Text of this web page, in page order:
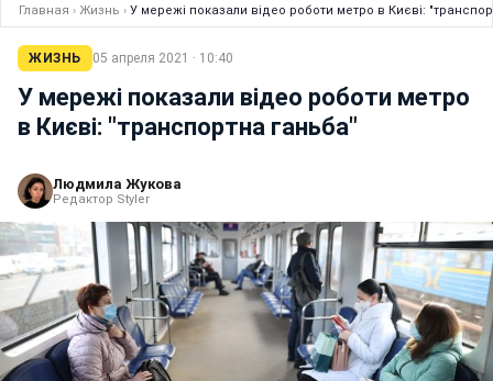
Главная › Жизнь › У мережі показали відео роботи метро в Києві:
ЖИЗНЬ 05 апреля 2021 · 10:40
У мережі показали відео роботи метро
в Києві: "транспортна ганьба"
Людмила Жукова
Редактор Styler